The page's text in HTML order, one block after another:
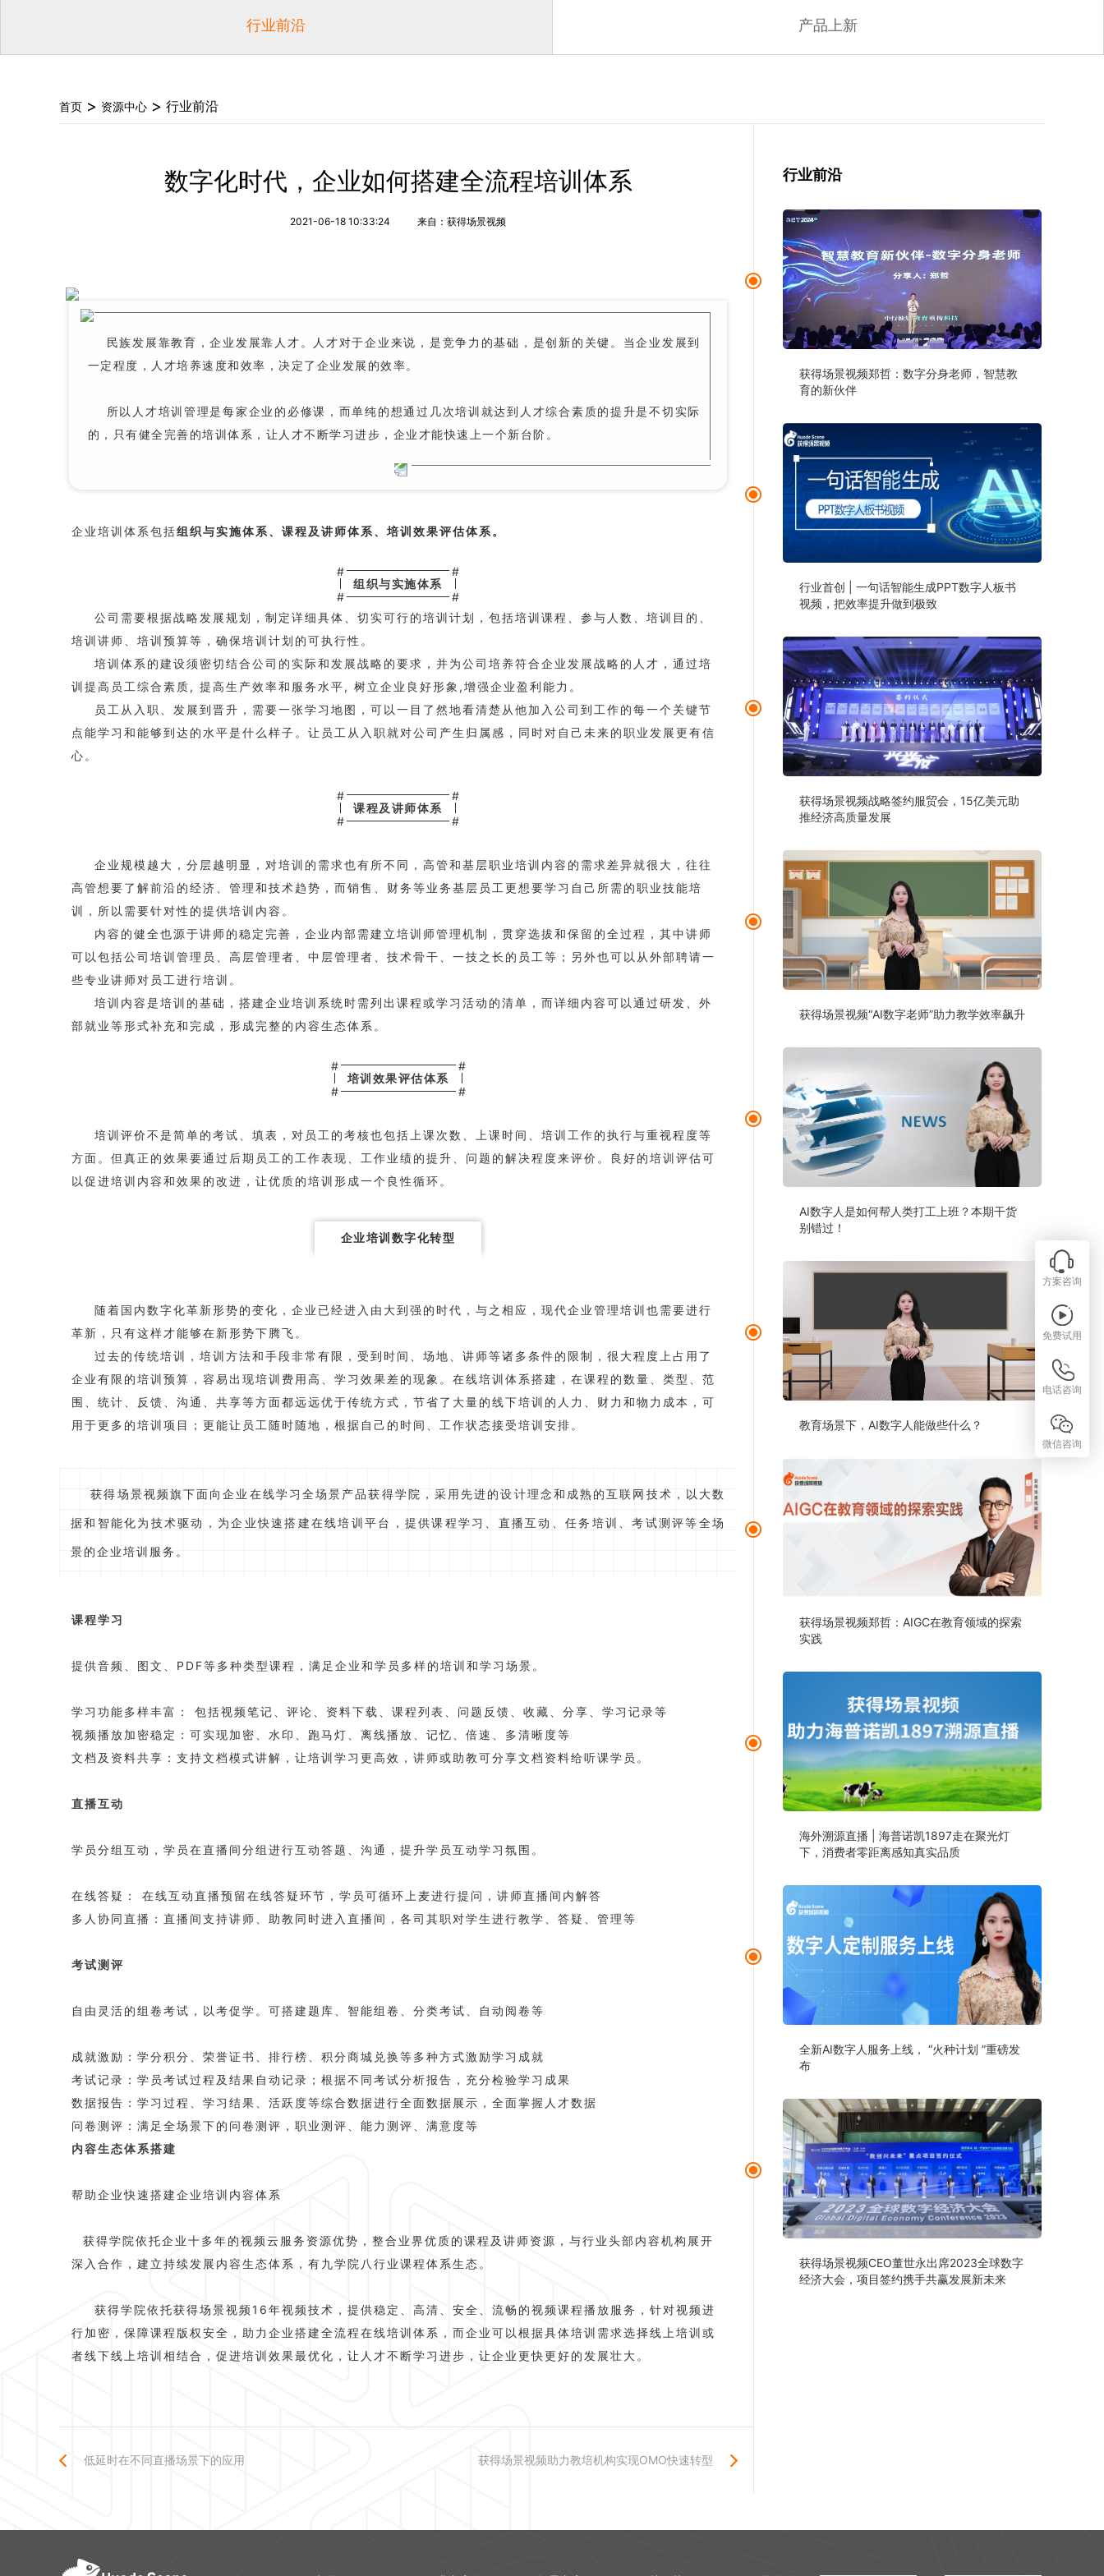
行业前沿 产品上新
首页 > 资源中心 > 行业前沿
数字化时代，企业如何搭建全流程培训体系
2021-06-18 10:33:24 来自：获得场景视频
民族发展靠教育，企业发展靠人才。人才对于企业来说，是竞争力的基础，是创新的关键。当企业发展到
一定程度，人才培养速度和效率，决定了企业发展的效率。
所以人才培训管理是每家企业的必修课，而单纯的想通过几次培训就达到人才综合素质的提升是不切实际
的，只有健全完善的培训体系，让人才不断学习进步，企业才能快速上一个新台阶。
企业培训体系包括组织与实施体系、课程及讲师体系、培训效果评估体系。
#
#
组织与实施体系
#
#
公司需要根据战略发展规划，制定详细具体、切实可行的培训计划，包括培训课程、参与人数、培训目的、
培训讲师、培训预算等，确保培训计划的可执行性。
培训体系的建设须密切结合公司的实际和发展战略的要求，并为公司培养符合企业发展战略的人才，通过培
训提高员工综合素质, 提高生产效率和服务水平, 树立企业良好形象,增强企业盈利能力。
员工从入职、发展到晋升，需要一张学习地图，可以一目了然地看清楚从他加入公司到工作的每一个关键节
点能学习和能够到达的水平是什么样子。让员工从入职就对公司产生归属感，同时对自己未来的职业发展更有信
心。
#
#
课程及讲师体系
#
#
企业规模越大，分层越明显，对培训的需求也有所不同，高管和基层职业培训内容的需求差异就很大，往往
高管想要了解前沿的经济、管理和技术趋势，而销售、财务等业务基层员工更想要学习自己所需的职业技能培
训，所以需要针对性的提供培训内容。
内容的健全也源于讲师的稳定完善，企业内部需建立培训师管理机制，贯穿选拔和保留的全过程，其中讲师
可以包括公司培训管理员、高层管理者、中层管理者、技术骨干、一技之长的员工等；另外也可以从外部聘请一
些专业讲师对员工进行培训。
培训内容是培训的基础，搭建企业培训系统时需列出课程或学习活动的清单，而详细内容可以通过研发、外
部就业等形式补充和完成，形成完整的内容生态体系。
#
#
培训效果评估体系
#
#
培训评价不是简单的考试、填表，对员工的考核也包括上课次数、上课时间、培训工作的执行与重视程度等
方面。但真正的效果要通过后期员工的工作表现、工作业绩的提升、问题的解决程度来评价。良好的培训评估可
以促进培训内容和效果的改进，让优质的培训形成一个良性循环。
企业培训数字化转型
随着国内数字化革新形势的变化，企业已经进入由大到强的时代，与之相应，现代企业管理培训也需要进行
革新，只有这样才能够在新形势下腾飞。
过去的传统培训，培训方法和手段非常有限，受到时间、场地、讲师等诸多条件的限制，很大程度上占用了
企业有限的培训预算，容易出现培训费用高、学习效果差的现象。在线培训体系搭建，在课程的数量、类型、范
围、统计、反馈、沟通、共享等方面都远远优于传统方式，节省了大量的线下培训的人力、财力和物力成本，可
用于更多的培训项目；更能让员工随时随地，根据自己的时间、工作状态接受培训安排。
获得场景视频旗下面向企业在线学习全场景产品获得学院，采用先进的设计理念和成熟的互联网技术，以大数
据和智能化为技术驱动，为企业快速搭建在线培训平台，提供课程学习、直播互动、任务培训、考试测评等全场
景的企业培训服务。
课程学习
提供音频、图文、PDF等多种类型课程，满足企业和学员多样的培训和学习场景。
学习功能多样丰富： 包括视频笔记、评论、资料下载、课程列表、问题反馈、收藏、分享、学习记录等
视频播放加密稳定：可实现加密、水印、跑马灯、离线播放、记忆、倍速、多清晰度等
文档及资料共享：支持文档模式讲解，让培训学习更高效，讲师或助教可分享文档资料给听课学员。
直播互动
学员分组互动，学员在直播间分组进行互动答题、沟通，提升学员互动学习氛围。
在线答疑： 在线互动直播预留在线答疑环节，学员可循环上麦进行提问，讲师直播间内解答
多人协同直播：直播间支持讲师、助教同时进入直播间，各司其职对学生进行教学、答疑、管理等
考试测评
自由灵活的组卷考试，以考促学。可搭建题库、智能组卷、分类考试、自动阅卷等
成就激励：学分积分、荣誉证书、排行榜、积分商城兑换等多种方式激励学习成就
考试记录：学员考试过程及结果自动记录；根据不同考试分析报告，充分检验学习成果
数据报告：学习过程、学习结果、活跃度等综合数据进行全面数据展示，全面掌握人才数据
问卷测评：满足全场景下的问卷测评，职业测评、能力测评、满意度等
内容生态体系搭建
帮助企业快速搭建企业培训内容体系
获得学院依托企业十多年的视频云服务资源优势，整合业界优质的课程及讲师资源，与行业头部内容机构展开
深入合作，建立持续发展内容生态体系，有九学院八行业课程体系生态。
获得学院依托获得场景视频16年视频技术，提供稳定、高清、安全、流畅的视频课程播放服务，针对视频进
行加密，保障课程版权安全，助力企业搭建全流程在线培训体系，而企业可以根据具体培训需求选择线上培训或
者线下线上培训相结合，促进培训效果最优化，让人才不断学习进步，让企业更快更好的发展壮大。
获得场景视频助力教培机构实现OMO快速转型
低延时在不同直播场景下的应用
行业前沿
获得场景视频郑哲：数字分身老师，智慧教
育的新伙伴
行业首创 | 一句话智能生成PPT数字人板书
视频，把效率提升做到极致
获得场景视频战略签约服贸会，15亿美元助
推经济高质量发展
获得场景视频“AI数字老师”助力教学效率飙升
AI数字人是如何帮人类打工上班？本期干货
别错过！
教育场景下，AI数字人能做些什么？
获得场景视频郑哲：AIGC在教育领域的探索
实践
海外溯源直播 | 海普诺凯1897走在聚光灯
下，消费者零距离感知真实品质
全新AI数字人服务上线， “火种计划 ”重磅发
布
获得场景视频CEO董世永出席2023全球数字
经济大会，项目签约携手共赢发展新未来
方案咨询
免费试用
电话咨询
微信咨询